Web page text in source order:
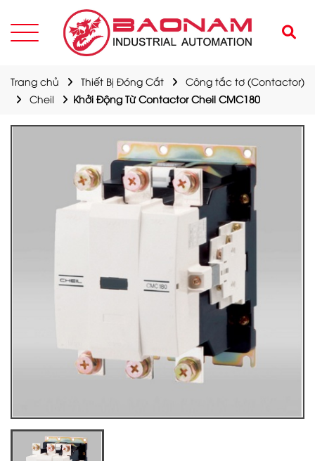
Trang chủ Thiết Bị Đóng Cắt
Công tắc tơ (Contactor)
Cheil
Khởi Động Từ Contactor Cheil CMC180